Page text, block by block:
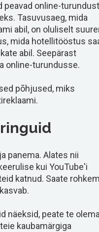
peavad online-turundust
Tasuvusaeg, mida
abil, on oluliselt
mida hotellitööstus
abil. Seepärast
online-turundusse.
põhjused, miks
panema. Alates nii
kui YouTube'i
katnud. Saate
näeksid, peate te
kaubamärgiga